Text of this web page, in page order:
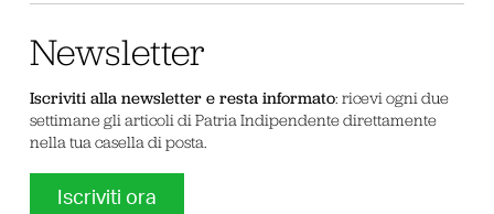
Newsletter
Iscriviti alla newsletter e resta informato: ricevi ogni due
settimane gli articoli di Patria Indipendente direttamente
nella tua casella di posta.
Iscriviti ora